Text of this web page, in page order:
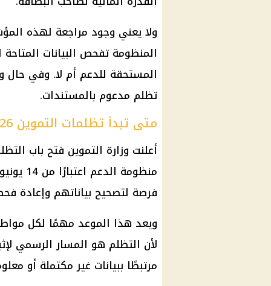
ولا يعني وجود مراجعة لهذه
المنظومة تفحص البيانات
المستحقة للدعم أم لا. وفي
تظلم مدعوم بالمستندات.
متى تبدأ تظلمات التموين 2026؟
أعلنت وزارة التموين فتح باب
فرصة لتصحيح بياناتهم وإعادة
ويعد هذا الموعد مهمًا لكل
لأن التظلم هو المسار الرسمي
مرتبطًا ببيانات غير مكتملة أو